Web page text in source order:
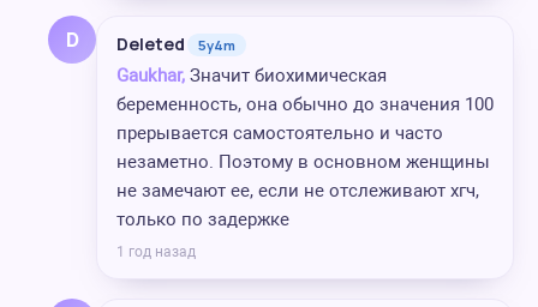
D Deleted 5y4m
Gaukhar, Значит биохимическая
беременность, она обычно до значения 100
прерывается самостоятельно и часто
незаметно. Поэтому в основном женщины
не замечают ее, если не отслеживают хгч,
только по задержке
1 год назад